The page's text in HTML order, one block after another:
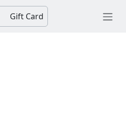
Gift Card